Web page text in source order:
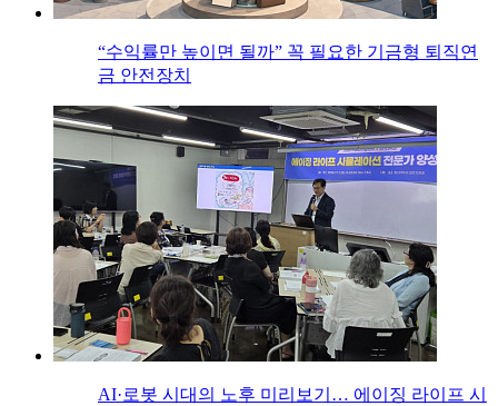
“수익률만 높이면 될까” 꼭 필요한 기금형 퇴직연
금 안전장치
AI·로봇 시대의 노후 미리보기… 에이징 라이프 시